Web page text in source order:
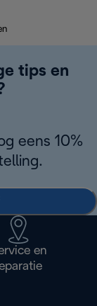
tips en
eens 10%
en